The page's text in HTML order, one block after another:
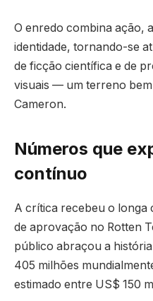
O enredo combina ação,
identidade, tornando-se
de ficção científica e de
visuais — um terreno
Cameron.
Números que
contínuo
A crítica recebeu o longa
de aprovação no Rotten
público abraçou a
405 milhões
estimado entre US$ 150